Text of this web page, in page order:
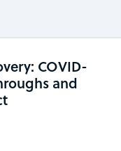
COVID-
and